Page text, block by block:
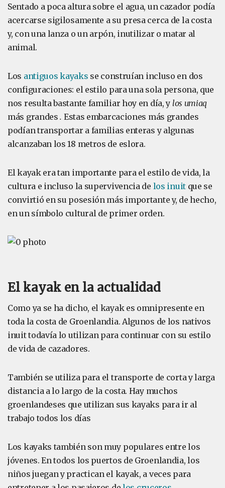
Sentado a poca altura sobre el agua, un cazador podía
acercarse sigilosamente a su presa cerca de la costa
y, con una lanza o un arpón, inutilizar o matar al
animal.
Los antiguos kayaks se construían incluso en dos
configuraciones: el estilo para una sola persona, que
nos resulta bastante familiar hoy en día, y los umiaq
más grandes. Estas embarcaciones más grandes
podían transportar a familias enteras y algunas
alcanzaban los 18 metros de eslora.
El kayak era tan importante para el estilo de vida, la
cultura e incluso la supervivencia de los inuitque se
convirtió en su posesión más importante y, de hecho,
en un símbolo cultural de primer orden.
El kayak en la actualidad
Como ya se ha dicho, el kayak es omnipresente en
toda la costa de Groenlandia. Algunos de los nativos
inuit todavía lo utilizan para continuar con su estilo
de vida de cazadores.
También se utiliza para el transporte de corta y larga
distancia a lo largo de la costa. Hay muchos
groenlandeses que utilizan sus kayaks para ir al
trabajo todos los días
Los kayaks también son muy populares entre los
jóvenes. En todos los puertos de Groenlandia, los
niños juegan y practican el kayak, a veces para